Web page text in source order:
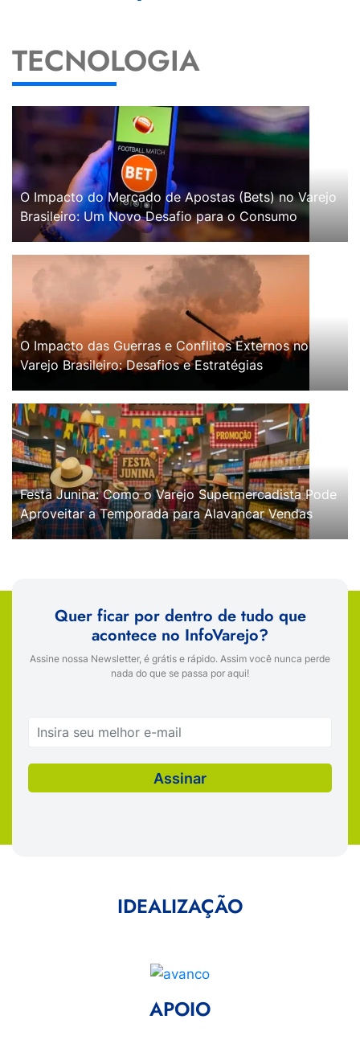
TECNOLOGIA
O Impacto do Mercado de Apostas (Bets) no Varejo
Brasileiro: Um Novo Desafio para o Consumo
O Impacto das Guerras e Conflitos Externos no
Varejo Brasileiro: Desafios e Estratégias
Festa Junina: Como o Varejo Supermercadista Pode
Aproveitar a Temporada para Alavancar Vendas
Quer ficar por dentro de tudo que
acontece no InfoVarejo?
Assine nossa Newsletter, é grátis e rápido. Assim você nunca perde
nada do que se passa por aqui!
IDEALIZAÇÃO
APOIO